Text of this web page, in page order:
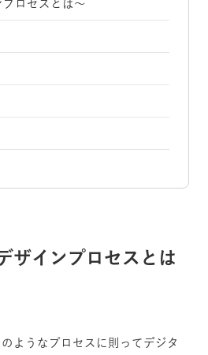
ロセスとは〜
ザインプロセスとは
ようなプロセスに則ってデジタ